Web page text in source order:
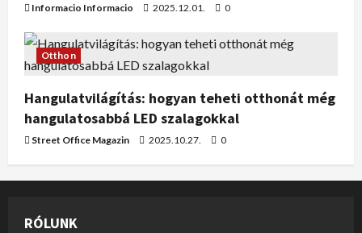
Informacio Informacio 2025.12.01. 0
Otthon
Hangulatvilágítás: hogyan teheti otthonát még
hangulatosabbá LED szalagokkal
Street Office Magazin 2025.10.27. 0
RÓLUNK